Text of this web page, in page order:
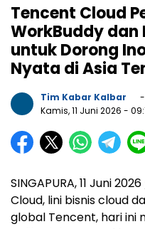
Tencent Cloud
WorkBuddy dan
untuk Dorong
Nyata di Asia
Tim Kabar Kalbar
Kamis, 11 Juni 2026 -
SINGAPURA, 11 Juni
Cloud, lini bisnis cloud
global Tencent, hari